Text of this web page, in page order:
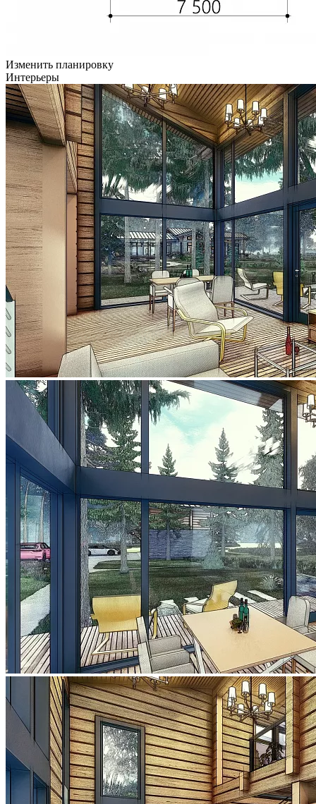
Изменить планировку
Интерьеры